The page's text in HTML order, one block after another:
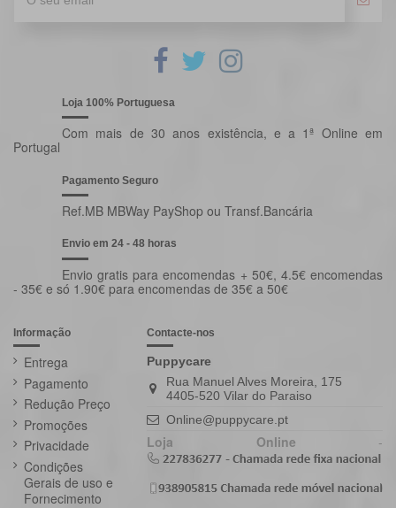
Loja 100% Portuguesa
Com mais de 30 anos existência, e a 1ª Online em
Portugal
Pagamento Seguro
Ref.MB MBWay PayShop ou Transf.Bancária
Envio em 24 - 48 horas
Envio gratis para encomendas + 50€, 4.5€ encomendas
- 35€ e só 1.90€ para encomendas de 35€ a 50€
Informação
Entrega
Pagamento
Redução Preço
Promoções
Privacidade
Condições
Gerais de uso e
Fornecimento
Contacte-nos
Puppycare
Rua Manuel Alves Moreira, 175
4405-520 Vilar do Paraiso
Online@puppycare.pt
Loja Online -